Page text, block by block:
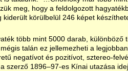
meg, hogy a feldolgozott
körülbelül 246 képet
több mint 5000 darab, különböző
talán ez jellemezheti a
negatívot és pozitívot, sztereo-
szerző 1896–97-es Kínai utazása